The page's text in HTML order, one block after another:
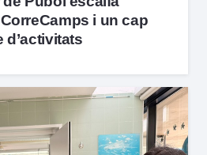
i un cap
d’activitats